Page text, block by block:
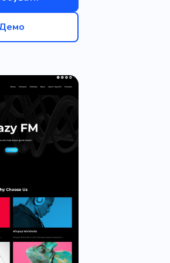
Ритміка
Електронні інструменти
Програмування
Класична музика
Танго
Задоволення
Блог
Ефект